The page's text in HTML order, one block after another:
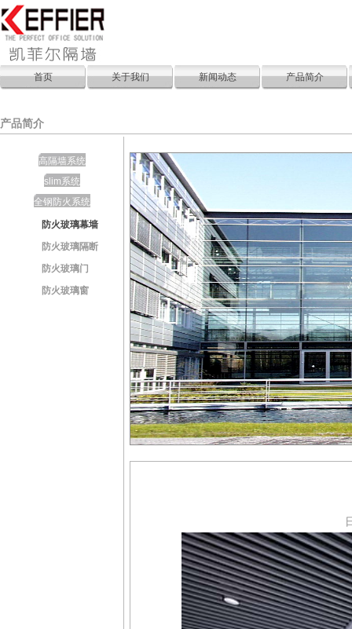
首页 关于我们 新闻动态 产品简介
产品简介
高隔墙系统
slim系统
全钢防火系统
防火玻璃幕墙
防火玻璃隔断
防火玻璃门
防火玻璃窗